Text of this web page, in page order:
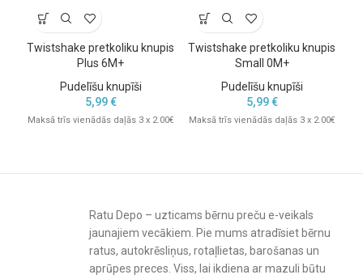
Twistshake pretkoliku knupis
Plus 6M+
Pudelīšu knupīši
5,99€
Maksā trīs vienādās daļās 3 x 2.00€
Twistshake pretkoliku knupis
Small 0M+
Pudelīšu knupīši
5,99€
Maksā trīs vienādās daļās 3 x 2.00€
Ratu Depo – uzticams bērnu preču e-veikals
jaunajiem vecākiem. Pie mums atradīsiet bērnu
ratus, autokrēsliņus, rotaļlietas, barošanas un
aprūpes preces. Viss, lai ikdiena ar mazuli būtu